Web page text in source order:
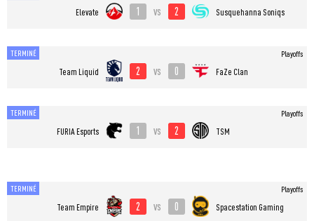
Elevate 1 vs 2 Susquehanna Soniqs
TERMINÉ
Team Liquid 2 vs 0 FaZe Clan
Playoffs
TERMINÉ
FURIA Esports 1 vs 2 TSM
Playoffs
TERMINÉ
Team Empire 2 vs 0 Spacestation Gaming
Playoffs